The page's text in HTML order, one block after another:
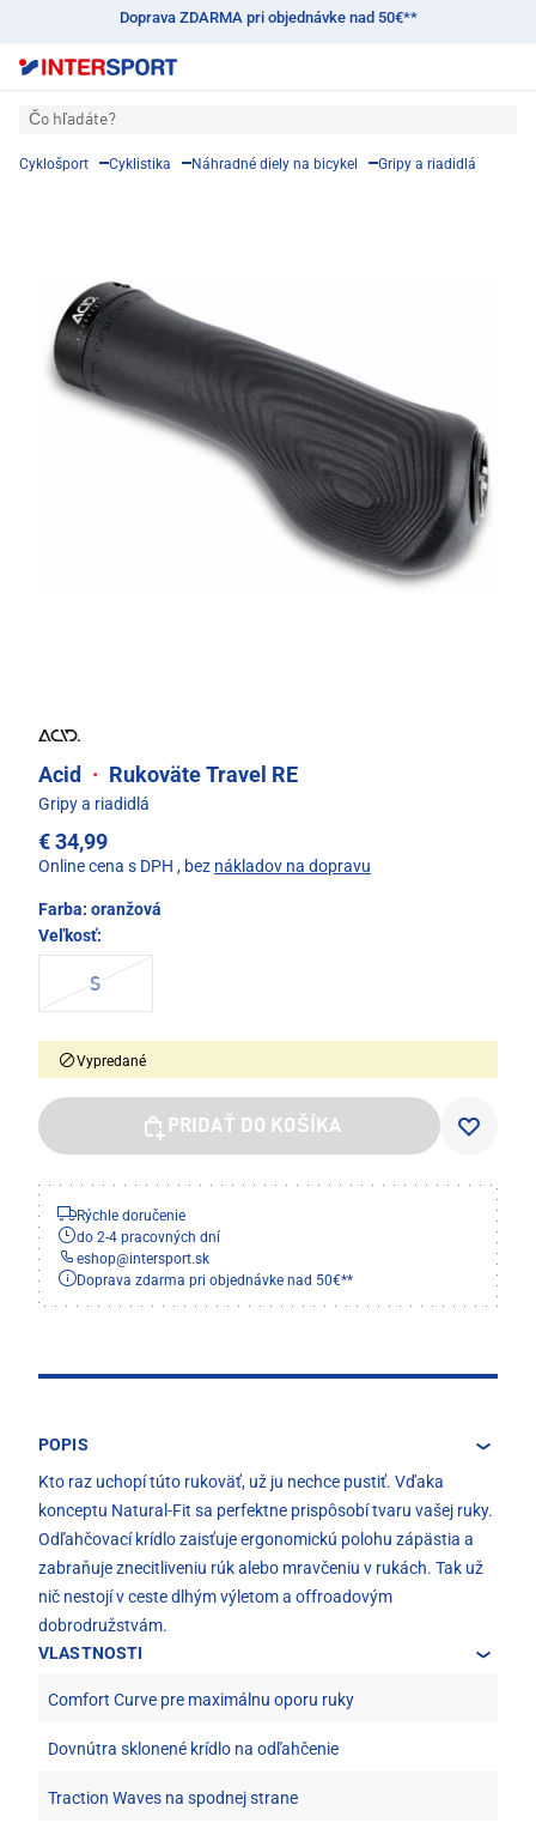
Doprava ZDARMA pri objednávke nad 50€**
Čo hľadáte?
Cyklošport Cyklistika Náhradné diely na bicykel Gripy a riadidlá
Acid · Rukoväte Travel RE
Gripy a riadidlá
€ 34,99
Online cena s DPH , bez nákladov na dopravu
Farba: oranžová
Veľkosť:
S
Vypredané
PRIDAŤ DO KOŠÍKA
Rýchle doručenie
do 2-4 pracovných dní
eshop@intersport.sk
Doprava zdarma pri objednávke nad 50€**
POPIS
Kto raz uchopí túto rukoväť, už ju nechce pustiť. Vďaka
konceptu Natural-Fit sa perfektne prispôsobí tvaru vašej ruky.
Odľahčovací krídlo zaisťuje ergonomickú polohu zápästia a
zabraňuje znecitliveniu rúk alebo mravčeniu v rukách. Tak už
nič nestojí v ceste dlhým výletom a offroadovým
dobrodružstvám.
VLASTNOSTI
Comfort Curve pre maximálnu oporu ruky
Dovnútra sklonené krídlo na odľahčenie
Traction Waves na spodnej strane